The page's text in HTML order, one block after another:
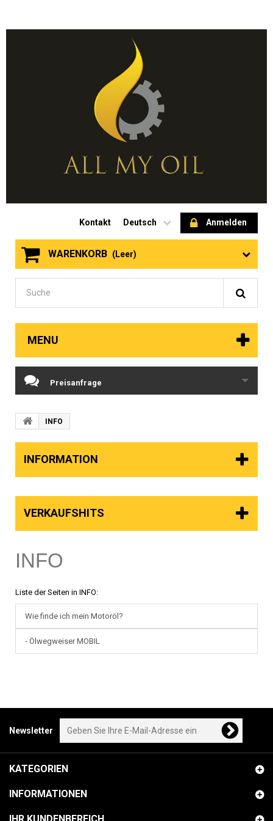
Anmelden
Deutsch
Kontakt
WARENKORB (Leer)
MENU
Preisanfrage
INFO
INFORMATION
VERKAUFSHITS
INFO
Liste der Seiten in INFO:
Wie finde ich mein Motoröl?
- Ölwegweiser MOBIL
Newsletter
KATEGORIEN
INFORMATIONEN